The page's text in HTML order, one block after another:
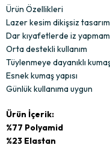
Ürün Özellikleri
Lazer kesim dikişsiz tasarım
Dar kıyafetlerde iz
Orta destekli kullanım
Tüylenmeye dayanıklı
Esnek kumaş yapısı
Günlük kullanıma uygun
Ürün İçerik:
%77 Polyamid
%23 Elastan